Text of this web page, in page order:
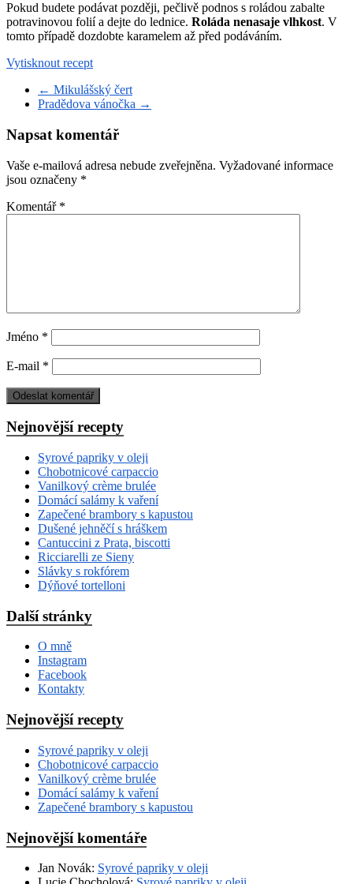
Pokud budete podávat později, pečlivě podnos s roládou zabalte
potravinovou folií a dejte do lednice. Roláda nenasaje vlhkost. V
tomto případě dozdobte karamelem až před podáváním.
Vytisknout recept
← Mikulášský čert
Pradědova vánočka →
Napsat komentář
Vaše e-mailová adresa nebude zveřejněna. Vyžadované informace
jsou označeny *
Komentář *
Jméno *
E-mail *
Nejnovější recepty
Syrové papriky v oleji
Chobotnicové carpaccio
Vanilkový crème brulée
Domácí salámy k vaření
Zapečené brambory s kapustou
Dušené jehněčí s hráškem
Cantuccini z Prata, biscotti
Ricciarelli ze Sieny
Slávky s rokfórem
Dýňové tortelloni
Další stránky
O mně
Instagram
Facebook
Kontakty
Nejnovější recepty
Syrové papriky v oleji
Chobotnicové carpaccio
Vanilkový crème brulée
Domácí salámy k vaření
Zapečené brambory s kapustou
Nejnovější komentáře
Jan Novák: Syrové papriky v oleji